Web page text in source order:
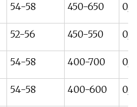
54-58 450-650
52-56 450-550
54-58 400-700
54-58 400-600